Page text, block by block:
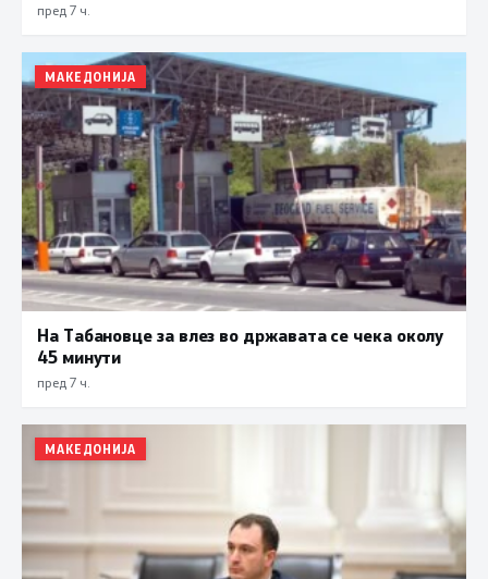
пред 7 ч.
МАКЕДОНИЈА
На Табановце за влез во државата се чека околу
45 минути
пред 7 ч.
МАКЕДОНИЈА